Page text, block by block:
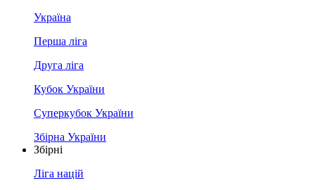
Україна
Перша ліга
Друга ліга
Кубок України
Суперкубок України
Збірна України
Збірні
Ліга націй